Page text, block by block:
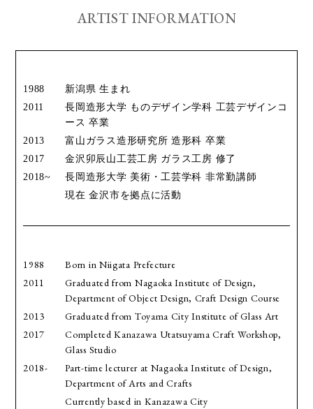
ARTIST INFORMATION
1988
新潟県 生まれ
2011
長岡造形大学 ものデザイン学科 工芸デザインコ
ース 卒業
2013
富山ガラス造形研究所 造形科 卒業
2017
金沢卯辰山工芸工房 ガラス工房 修了
2018~
長岡造形大学 美術・工芸学科 非常勤講師
現在 金沢市を拠点に活動
1988
Born in Niigata Prefecture
2011
Graduated from Nagaoka Institute of Design,
Department of Object Design, Craft Design Course
2013
Graduated from Toyama City Institute of Glass Art
2017
Completed Kanazawa Utatsuyama Craft Workshop,
Glass Studio
2018-
Part-time lecturer at Nagaoka Institute of Design,
Department of Arts and Crafts
Currently based in Kanazawa City